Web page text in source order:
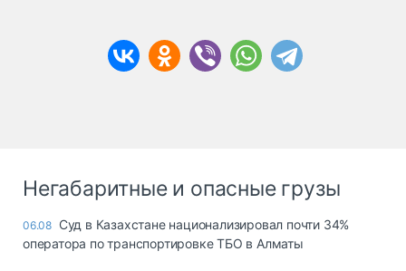
Негабаритные и опасные грузы
06.08 Суд в Казахстане национализировал почти 34%
оператора по транспортировке ТБО в Алматы